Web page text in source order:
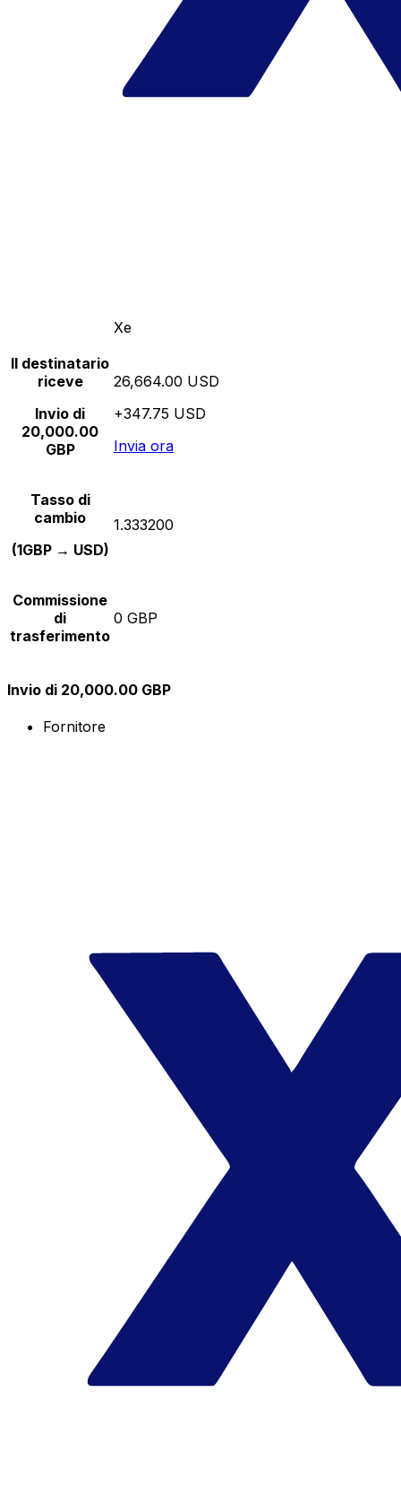
Xe
Il destinatario
riceve
Invio di
20,000.00
GBP
26,664.00 USD
+347.75 USD
Invia ora
Tasso di
cambio
(1GBP → USD)
1.333200
Commissione
di
trasferimento
0 GBP
Invio di 20,000.00 GBP
Fornitore